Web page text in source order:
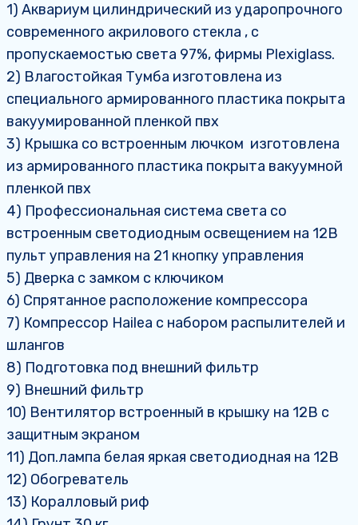
1) Аквариум цилиндрический из ударопрочного
современного акрилового стекла , с
пропускаемостью света 97%, фирмы Plexiglass.
2) Влагостойкая Тумба изготовлена из
специального армированного пластика покрыта
вакуумированной пленкой пвх
3) Крышка со встроенным лючком изготовлена
из армированного пластика покрыта вакуумной
пленкой пвх
4) Профессиональная система света со
встроенным светодиодным освещением на 12В
пульт управления на 21 кнопку управления
5) Дверка с замком с ключиком
6) Спрятанное расположение компрессора
7) Компрессор Hаilea с набором распылителей и
шлангов
8) Подготовка под внешний фильтр
9) Внешний фильтр
10) Вентилятор встроенный в крышку на 12В с
защитным экраном
11) Доп.лампа белая яркая светодиодная на 12В
12) Обогреватель
13) Коралловый риф